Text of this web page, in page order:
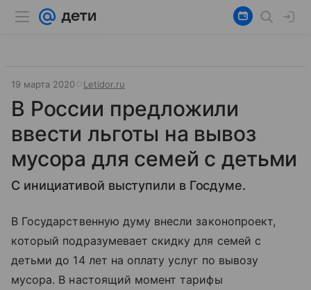
19 марта 2020 Letidor.ru
В России предложили
ввести льготы на вывоз
мусора для семей с детьми
С инициативой выступили в Госдуме.
В Государственную думу внесли законопроект,
который подразумевает скидку для семей с
детьми до 14 лет на оплату услуг по вывозу
мусора. В настоящий момент тарифы